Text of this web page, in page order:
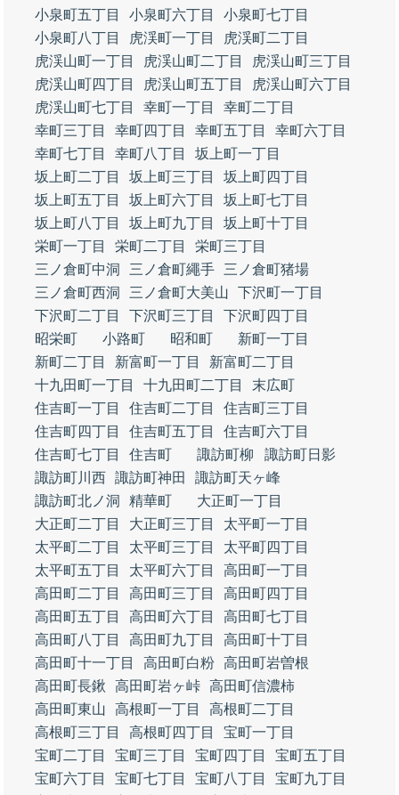
小泉町五丁目
小泉町六丁目
小泉町七丁目
小泉町八丁目
虎渓町一丁目
虎渓町二丁目
虎渓山町一丁目
虎渓山町二丁目
虎渓山町三丁目
虎渓山町四丁目
虎渓山町五丁目
虎渓山町六丁目
虎渓山町七丁目
幸町一丁目
幸町二丁目
幸町三丁目
幸町四丁目 幸町五丁目
幸町六丁目
幸町七丁目
幸町八丁目
坂上町一丁目
坂上町二丁目
坂上町三丁目
坂上町四丁目
坂上町五丁目
坂上町六丁目
坂上町七丁目
坂上町八丁目
坂上町九丁目
坂上町十丁目
栄町一丁目
栄町二丁目
栄町三丁目
三ノ倉町中洞
三ノ倉町繩手
三ノ倉町猪場
三ノ倉町西洞
三ノ倉町大美山
下沢町一丁目
下沢町二丁目
下沢町三丁目
下沢町四丁目
昭栄町
小路町 昭和町
新町一丁目
新町二丁目
新富町一丁目
新富町二丁目
十九田町一丁目
十九田町二丁目
末広町
住吉町一丁目
住吉町二丁目
住吉町三丁目
住吉町四丁目
住吉町五丁目
住吉町六丁目
住吉町七丁目
住吉町 諏訪町柳
諏訪町日影
諏訪町川西 諏訪町神田
諏訪町天ヶ峰
諏訪町北ノ洞
精華町
大正町一丁目
大正町二丁目
大正町三丁目
太平町一丁目
太平町二丁目
太平町三丁目
太平町四丁目
太平町五丁目
太平町六丁目
高田町一丁目
高田町二丁目
高田町三丁目
高田町四丁目
高田町五丁目
高田町六丁目
高田町七丁目
高田町八丁目
高田町九丁目
高田町十丁目
高田町十一丁目
高田町白粉 高田町岩曽根
高田町長鍬
高田町岩ヶ峠 高田町信濃柿
高田町東山
高根町一丁目
高根町二丁目
高根町三丁目
高根町四丁目
宝町一丁目
宝町二丁目
宝町三丁目 宝町四丁目
宝町五丁目
宝町六丁目
宝町七丁目 宝町八丁目
宝町九丁目